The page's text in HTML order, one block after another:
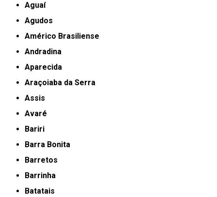
Aguaí
Agudos
Américo Brasiliense
Andradina
Aparecida
Araçoiaba da Serra
Assis
Avaré
Bariri
Barra Bonita
Barretos
Barrinha
Batatais